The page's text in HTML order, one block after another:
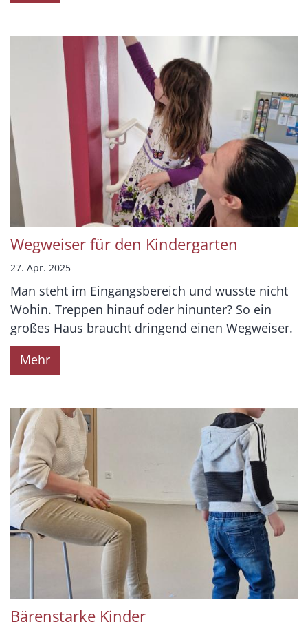
Wegweiser für den Kindergarten
27. Apr. 2025
Man steht im Eingangsbereich und wusste nicht
Wohin. Treppen hinauf oder hinunter? So ein
großes Haus braucht dringend einen Wegweiser.
Mehr
Bärenstarke Kinder